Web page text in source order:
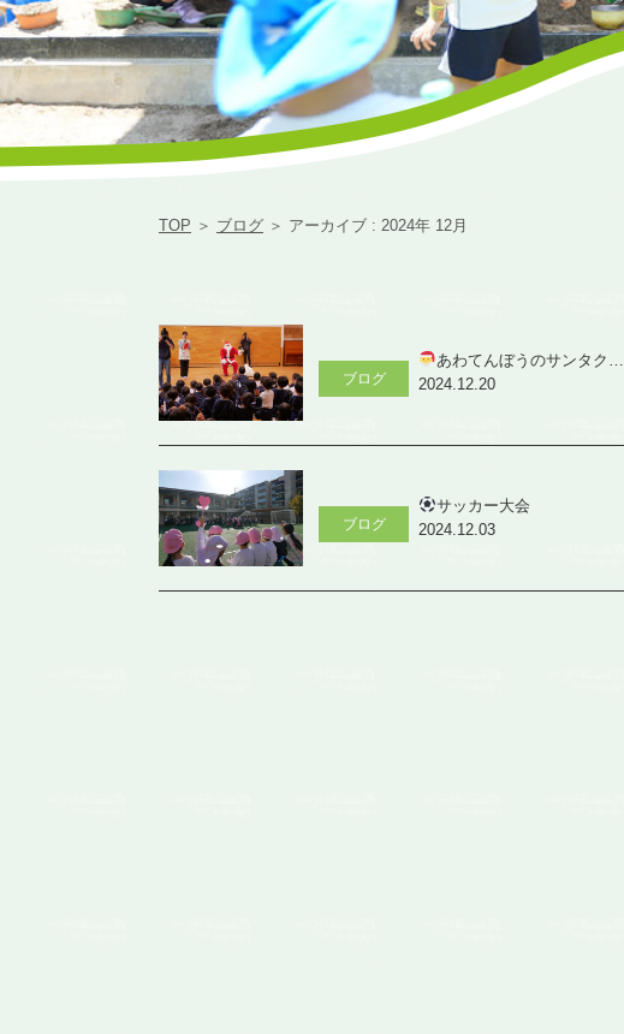
TOP ＞ ブログ ＞ アーカイブ : 2024年 12月
ブログ
あわてんぼうのサンタク…
2024.12.20
ブログ
サッカー大会
2024.12.03